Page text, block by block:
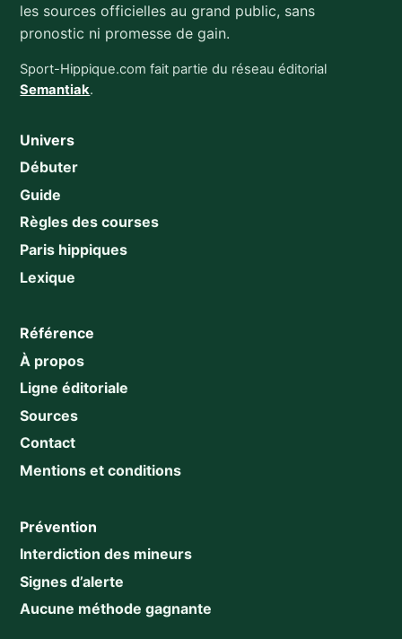
les sources officielles au grand public, sans
pronostic ni promesse de gain.
Sport-Hippique.com fait partie du réseau éditorial
Semantiak.
Univers
Débuter
Guide
Règles des courses
Paris hippiques
Lexique
Référence
À propos
Ligne éditoriale
Sources
Contact
Mentions et conditions
Prévention
Interdiction des mineurs
Signes d’alerte
Aucune méthode gagnante